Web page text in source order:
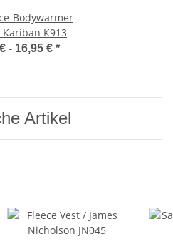
Bodywarmer
K913
- 16,95 € *
Artikel